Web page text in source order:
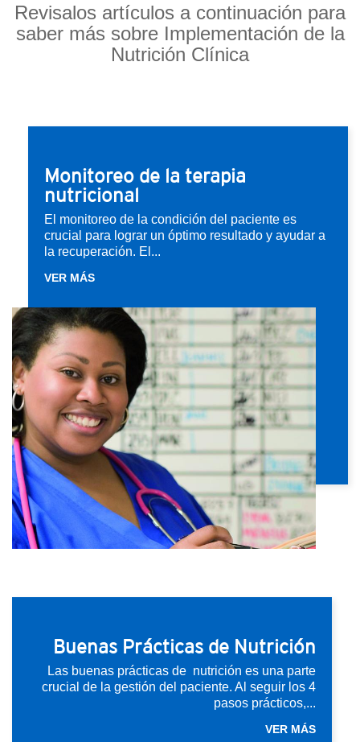
Revisalos artículos a continuación para
saber más sobre Implementación de la
Nutrición Clínica
Monitoreo de la terapia
nutricional
El monitoreo de la condición del paciente es
crucial para lograr un óptimo resultado y ayudar a
la recuperación. El...
VER MÁS
Buenas Prácticas de Nutrición
Las buenas prácticas de nutrición es una parte
crucial de la gestión del paciente. Al seguir los 4
pasos prácticos,...
VER MÁS